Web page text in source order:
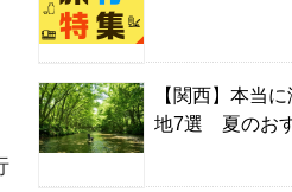
【関西】本当
地7選 夏のお